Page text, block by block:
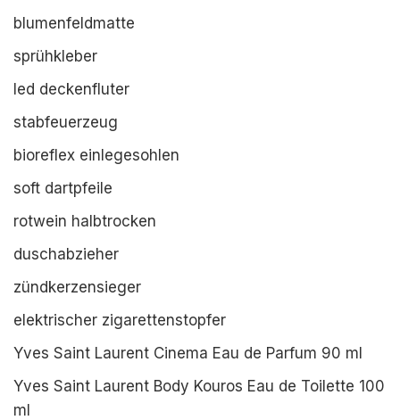
blumenfeldmatte
sprühkleber
led deckenfluter
stabfeuerzeug
bioreflex einlegesohlen
soft dartpfeile
rotwein halbtrocken
duschabzieher
zündkerzensieger
elektrischer zigarettenstopfer
Yves Saint Laurent Cinema Eau de Parfum 90 ml
Yves Saint Laurent Body Kouros Eau de Toilette 100
ml